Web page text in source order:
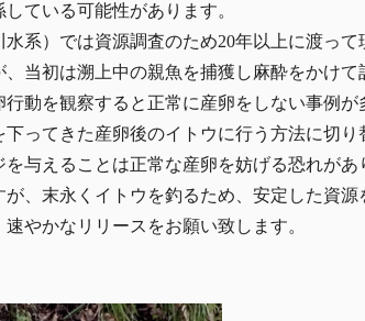
している可能性があります。
系）では資源調査のため20年以上に渡っ
当初は溯上中の親魚を捕獲し麻酔をかけ
動を観察すると正常に産卵をしない事例
ってきた産卵後のイトウに行う方法に切
与えることは正常な産卵を妨げる恐れが
、末永くイトウを釣るため、安定した資
やかなリリースをお願い致します。